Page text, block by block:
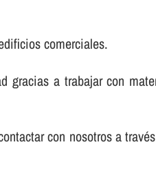
comerciales.
gracias a trabajar con
con nosotros a